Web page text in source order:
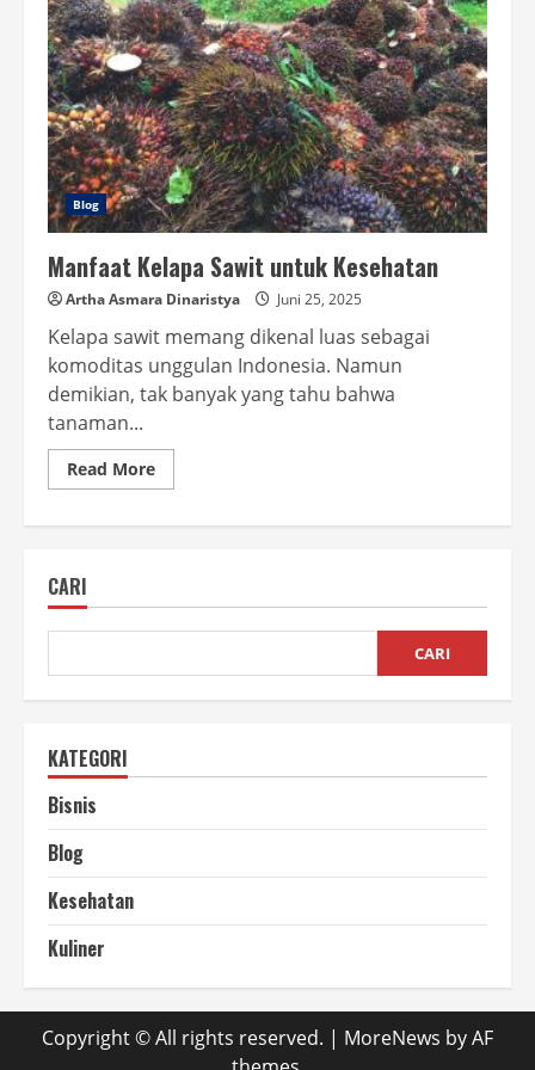
Blog
Manfaat Kelapa Sawit untuk Kesehatan
Artha Asmara Dinaristya Juni 25, 2025
Kelapa sawit memang dikenal luas sebagai
komoditas unggulan Indonesia. Namun
demikian, tak banyak yang tahu bahwa
tanaman...
Read MoreRead
more
CARI
CARI
KATEGORI
Bisnis
Blog
Kesehatan
Kuliner
Copyright © All rights reserved. | MoreNews by AF